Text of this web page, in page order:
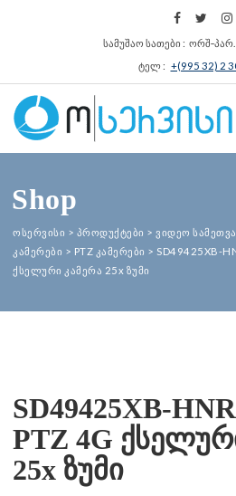
სამუშაო სათები :
ტელ : +(995 32) 2
Shop
ოსერვისი > პროდუქტები > ვიდეო
კამერები > PTZ კამერები > SD49425XB-
ქსელური კამერა 25x ზუმი
SD49425XB-
PTZ 4G
25x ზუმი